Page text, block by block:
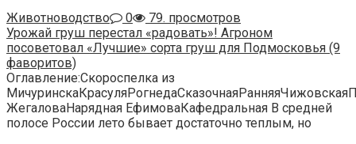
Животноводство
0
79. просмотров
Урожай груш перестал «радовать»! Агроном
посоветовал «Лучшие» сорта груш для Подмосковья (9
фаворитов)
Оглавление:Скороспелка из
ЖегаловаНарядная ЕфимоваКафедральная В средней
полосе России лето бывает достаточно теплым, но